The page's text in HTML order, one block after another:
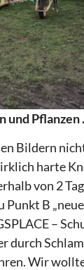
und Pflanzen
Bildern
harte
von 2
Punkt B
–
durch
Wir